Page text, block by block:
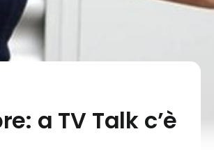
a TV Talk c’è